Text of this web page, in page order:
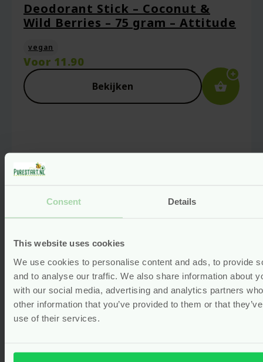
Consent Details
This website uses cookies
We use cookies to personalise content and ads, to provide
and to analyse our traffic. We also share information about
with our social media, advertising and analytics partners
other information that you’ve provided to them or that
use of their services.
Je beoordeling*
Naam
Captcha*
Mijn naam, e-mail en site opslaan in deze
Deodorant Stick – Coconut &
Wild Berries – 75 gram – Attitude
vegan
Voor 11.90
Bekijken
Natuurlijke Deodorant Crystal
Aluin Stick – 90 gram – Happy